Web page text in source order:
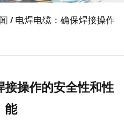
/ 电焊电缆：确保焊接操作
接操作的安全性和性
能